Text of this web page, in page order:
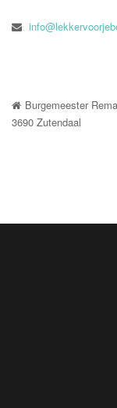
Burgemeester
3690 Zutendaal